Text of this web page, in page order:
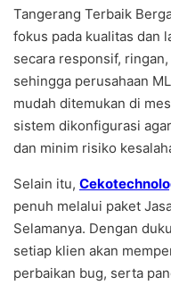
Tangerang Terbaik
fokus pada kualitas dan
secara responsif,
sehingga perusahaan
mudah ditemukan di
sistem dikonfigurasi
dan minim risiko
Selain itu,
penuh melalui paket
Selamanya. Dengan
setiap klien akan
perbaikan bug, serta